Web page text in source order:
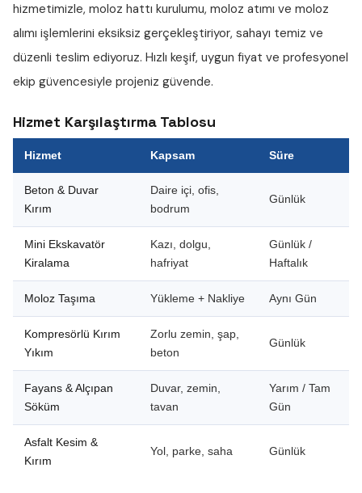
hizmetimizle, moloz hattı kurulumu, moloz atımı ve moloz
alımı işlemlerini eksiksiz gerçekleştiriyor, sahayı temiz ve
düzenli teslim ediyoruz. Hızlı keşif, uygun fiyat ve profesyonel
ekip güvencesiyle projeniz güvende.
Hizmet Karşılaştırma Tablosu
Hizmet Kapsam Süre
Beton & Duvar
Kırım
Daire içi, ofis,
bodrum
Günlük
Mini Ekskavatör
Kiralama
Kazı, dolgu,
hafriyat
Günlük /
Haftalık
Moloz Taşıma Yükleme + Nakliye Aynı Gün
Kompresörlü Kırım
Yıkım
Zorlu zemin, şap,
beton
Günlük
Fayans & Alçıpan
Söküm
Duvar, zemin,
tavan
Yarım / Tam
Gün
Asfalt Kesim &
Kırım
Yol, parke, saha Günlük